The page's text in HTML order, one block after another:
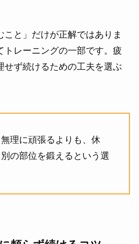
こと」だけが正解ではありま
トレーニングの一部です。疲
せず続けるための工夫を選ぶ
理に頑張るよりも、休
の部位を鍛えるという選